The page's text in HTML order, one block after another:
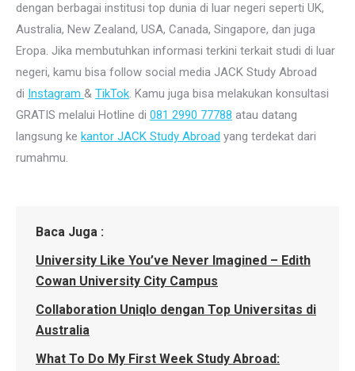
dengan berbagai institusi top dunia di luar negeri seperti UK,
Australia, New Zealand, USA, Canada, Singapore, dan juga
Eropa. Jika membutuhkan informasi terkini terkait studi di luar
negeri, kamu bisa follow social media JACK Study Abroad
di Instagram & TikTok. Kamu juga bisa melakukan konsultasi
GRATIS melalui Hotline di 081 2990 77788 atau datang
langsung ke kantor JACK Study Abroad yang terdekat dari
rumahmu.
Baca Juga :
University Like You’ve Never Imagined – Edith
Cowan University City Campus
Collaboration Uniqlo dengan Top Universitas di
Australia
What To Do My First Week Study Abroad: